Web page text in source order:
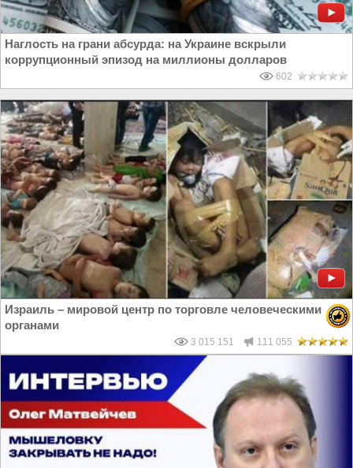
Наглость на грани абсурда: на Украине вскрыли
коррупционный эпизод на миллионы долларов
602
Израиль – мировой центр по торговле человеческими
органами
3 015 151 111 055